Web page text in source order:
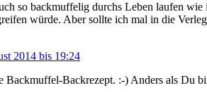
so backmuffelig durchs Leben laufen
würde. Aber sollte ich mal in die
2014 bis 19:24
Backmuffel-Backrezept. :-) Anders als Du